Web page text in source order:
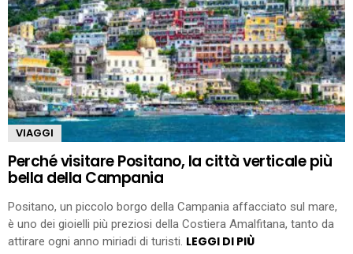
VIAGGI
Perché visitare Positano, la città verticale più
bella della Campania
Positano, un piccolo borgo della Campania affacciato sul mare,
è uno dei gioielli più preziosi della Costiera Amalfitana, tanto da
attirare ogni anno miriadi di turisti. LEGGI DI PIÙ